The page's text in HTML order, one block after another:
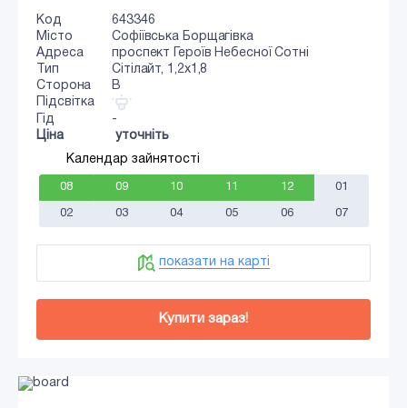
Код
643346
Місто
Софіївська Борщагівка
Адреса
проспект Героїв Небесної Сотні
Тип
Сiтiлайт, 1,2x1,8
Сторона
B
Підсвітка
Гід
-
Ціна
уточніть
Календар зайнятості
08 09 10 11 12 01
02 03 04 05 06 07
показати на карті
Купити зараз!